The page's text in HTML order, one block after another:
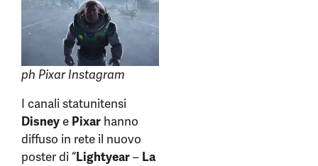
ph Pixar Instagram
I canali statunitensi
Disneye Pixar hanno
diffuso in rete il nuovo
poster di “Lightyear– La